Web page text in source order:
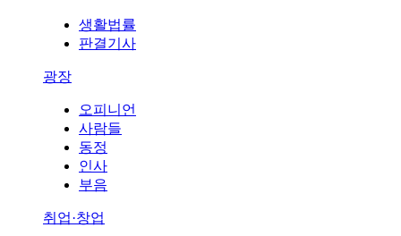
생활법률
판결기사
광장
오피니언
사람들
동정
인사
부음
취업·창업